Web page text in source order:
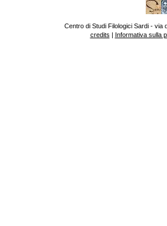
Centro di Studi Filologici Sardi - via
credits | Informativa sulla